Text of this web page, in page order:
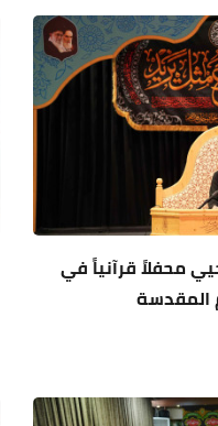
محفلاً قرآنياً في
المقدسة